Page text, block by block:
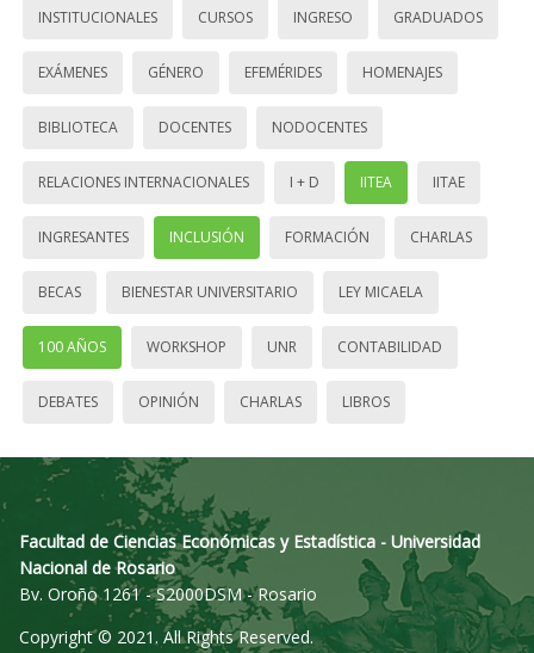
INSTITUCIONALES CURSOS INGRESO GRADUADOS
EXÁMENES GÉNERO EFEMÉRIDES HOMENAJES
BIBLIOTECA DOCENTES NODOCENTES
RELACIONES INTERNACIONALES I + D IITEA IITAE
INGRESANTES INCLUSIÓN FORMACIÓN CHARLAS
BECAS BIENESTAR UNIVERSITARIO LEY MICAELA
100 AÑOS WORKSHOP UNR CONTABILIDAD
DEBATES OPINIÓN CHARLAS LIBROS
Facultad de Ciencias Económicas y Estadística - Universidad
Nacional de Rosario
Bv. Oroño 1261 - S2000DSM - Rosario
Copyright © 2021. All Rights Reserved.